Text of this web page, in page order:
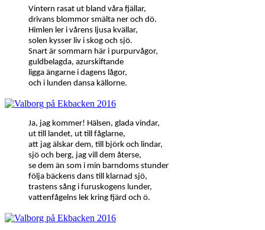
Vintern rasat ut bland våra fjällar,
drivans blommor smälta ner och dö.
Himlen ler i vårens ljusa kvällar,
solen kysser liv i skog och sjö.
Snart är sommarn här i purpurvågor,
guldbelagda, azurskiftande
ligga ängarne i dagens lågor,
och i lunden dansa källorne.
Ja, jag kommer! Hälsen, glada vindar,
ut till landet, ut till fåglarne,
att jag älskar dem, till björk och lindar,
sjö och berg, jag vill dem återse,
se dem än som i min barndoms stunder
följa bäckens dans till klarnad sjö,
trastens sång i furuskogens lunder,
vattenfågelns lek kring fjärd och ö.